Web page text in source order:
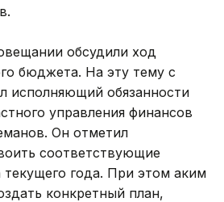
обсудили ход
бюджета. На эту тему с
исполняющий обязанности
управления финансов
Он отметил
соответствующие
года. При этом аким
конкретный план,